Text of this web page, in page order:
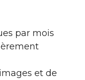
par mois
et de